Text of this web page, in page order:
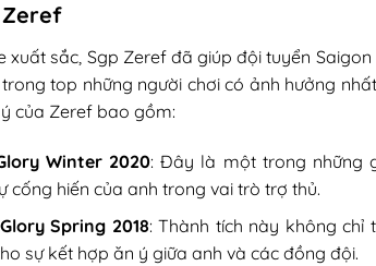
sắc, Sgp Zeref đã giúp đội tuyển
top những người chơi có ảnh hưởng
của Zeref bao gồm:
Winter 2020: Đây là một trong những
cống hiến của anh trong vai trò trợ thủ.
Spring 2018: Thành tích này không chỉ
sự kết hợp ăn ý giữa anh và các đồng đội.